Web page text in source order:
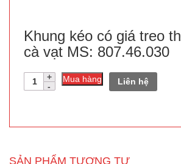
Khung kéo có giá treo
cà vạt MS: 807.46.030
Số
lượng
Mua hàng Liên hệ
SẢN PHẨM TƯƠNG TỰ